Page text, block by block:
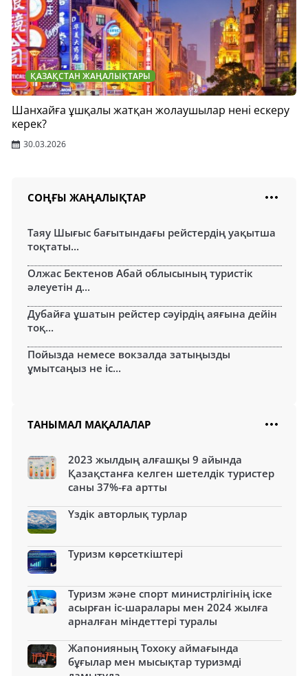
ҚАЗАҚСТАН ЖАҢАЛЫҚТАРЫ
Шанхайға ұшқалы жатқан жолаушылар нені ескеру
керек?
30.03.2026
СОҢҒЫ ЖАҢАЛЫҚТАР
Таяу Шығыс бағытындағы рейстердің уақытша
тоқтаты...
Олжас Бектенов Абай облысының туристік
әлеуетін д...
Дубайға ұшатын рейстер сәуірдің аяғына дейін
тоқ...
Пойызда немесе вокзалда затыңызды
ұмытсаңыз не іс...
ТАНЫМАЛ МАҚАЛАЛАР
2023 жылдың алғашқы 9 айында
Қазақстанға келген шетелдік туристер
саны 37%-ға артты
Үздік авторлық турлар
Туризм көрсеткіштері
Туризм және спорт министрлігінің іске
асырған іс-шаралары мен 2024 жылға
арналған міндеттері туралы
Жапонияның Тохоку аймағында
бұғылар мен мысықтар туризмді